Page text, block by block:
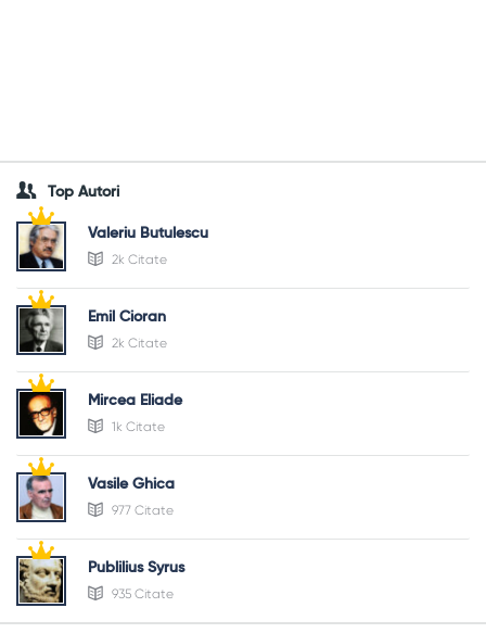
Top Autori
Valeriu Butulescu
2k Citate
Emil Cioran
2k Citate
Mircea Eliade
1k Citate
Vasile Ghica
977 Citate
Publilius Syrus
935 Citate